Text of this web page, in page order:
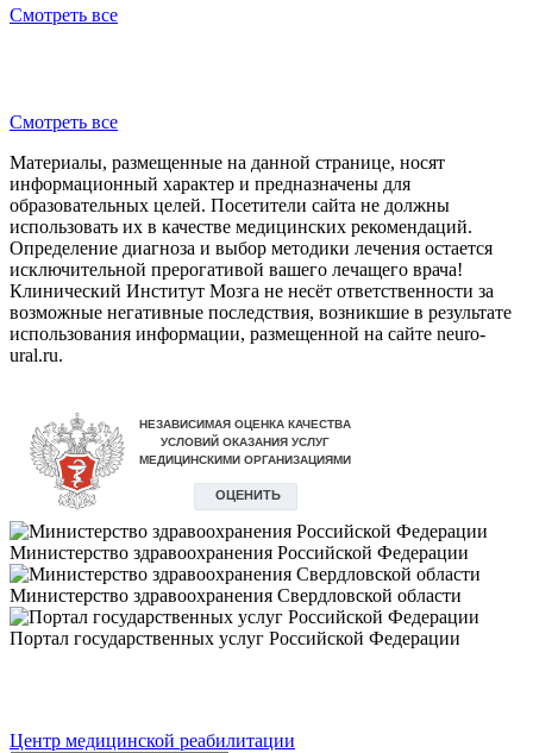
Смотреть все
Смотреть все
Материалы, размещенные на данной странице, носят
информационный характер и предназначены для
образовательных целей. Посетители сайта не должны
использовать их в качестве медицинских рекомендаций.
Определение диагноза и выбор методики лечения остается
исключительной прерогативой вашего лечащего врача!
Клинический Институт Мозга не несёт ответственности за
возможные негативные последствия, возникшие в результате
использования информации, размещенной на сайте neuro-
ural.ru.
Министерство здравоохранения Российской Федерации
Министерство здравоохранения Свердловской области
Портал государственных услуг Российской Федерации
Центр медицинской реабилитации